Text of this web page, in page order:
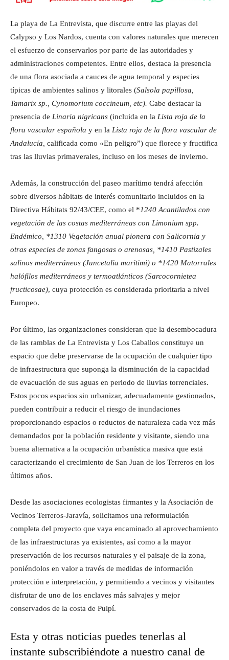
La playa de La Entrevista, que discurre entre las playas del
Calypso y Los Nardos, cuenta con valores naturales que merecen
el esfuerzo de conservarlos por parte de las autoridades y
administraciones competentes. Entre ellos, destaca la presencia
de una flora asociada a cauces de agua temporal y especies
típicas de ambientes salinos y litorales (Salsola papillosa,
Tamarix sp., Cynomorium coccineum, etc). Cabe destacar la
presencia de Linaria nigricans (incluida en la Lista roja de la
flora vascular española y en la Lista roja de la flora vascular de
Andalucía, calificada como «En peligro”) que florece y fructifica
tras las lluvias primaverales, incluso en los meses de invierno.
Además, la construcción del paseo marítimo tendrá afección
sobre diversos hábitats de interés comunitario incluidos en la
Directiva Hábitats 92/43/CEE, como el *1240 Acantilados con
vegetación de las costas mediterráneas con Limonium spp.
Endémico, *1310 Vegetación anual pionera con Salicornia y
otras especies de zonas fangosas o arenosas, *1410 Pastizales
salinos mediterráneos (Juncetalia maritimi) o *1420 Matorrales
halófilos mediterráneos y termoatlánticos (Sarcocornietea
fructicosae), cuya protección es considerada prioritaria a nivel
Europeo.
Por último, las organizaciones consideran que la desembocadura
de las ramblas de La Entrevista y Los Caballos constituye un
espacio que debe preservarse de la ocupación de cualquier tipo
de infraestructura que suponga la disminución de la capacidad
de evacuación de sus aguas en periodo de lluvias torrenciales.
Estos pocos espacios sin urbanizar, adecuadamente gestionados,
pueden contribuir a reducir el riesgo de inundaciones
proporcionando espacios o reductos de naturaleza cada vez más
demandados por la población residente y visitante, siendo una
buena alternativa a la ocupación urbanística masiva que está
caracterizando el crecimiento de San Juan de los Terreros en los
últimos años.
Desde las asociaciones ecologistas firmantes y la Asociación de
Vecinos Terreros-Jaravía, solicitamos una reformulación
completa del proyecto que vaya encaminado al aprovechamiento
de las infraestructuras ya existentes, así como a la mayor
preservación de los recursos naturales y el paisaje de la zona,
poniéndolos en valor a través de medidas de información
protección e interpretación, y permitiendo a vecinos y visitantes
disfrutar de uno de los enclaves más salvajes y mejor
conservados de la costa de Pulpí.
Esta y otras noticias puedes tenerlas al
instante subscribiéndote a nuestro canal de